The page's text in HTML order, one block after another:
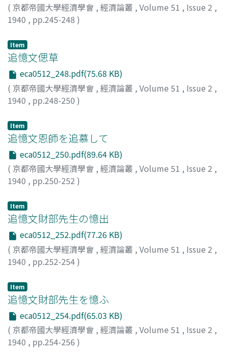
( 京都帝國大學經濟學會 , 經濟論叢 , Volume 51 , Issue 2 ,
1940 , pp.245-248 )
Item
追憶文偲草
eca0512_248.pdf(75.68 KB)
( 京都帝國大學經濟學會 , 經濟論叢 , Volume 51 , Issue 2 ,
1940 , pp.248-250 )
Item
追憶文恩師を追慕して
eca0512_250.pdf(89.64 KB)
( 京都帝國大學經濟學會 , 經濟論叢 , Volume 51 , Issue 2 ,
1940 , pp.250-252 )
Item
追憶文財部先生の憶出
eca0512_252.pdf(77.26 KB)
( 京都帝國大學經濟學會 , 經濟論叢 , Volume 51 , Issue 2 ,
1940 , pp.252-254)
Item
追憶文財部先生を憶ふ
eca0512_254.pdf(65.03 KB)
( 京都帝國大學經濟學會 , 經濟論叢 , Volume 51 , Issue 2 ,
1940 , pp.254-256 )